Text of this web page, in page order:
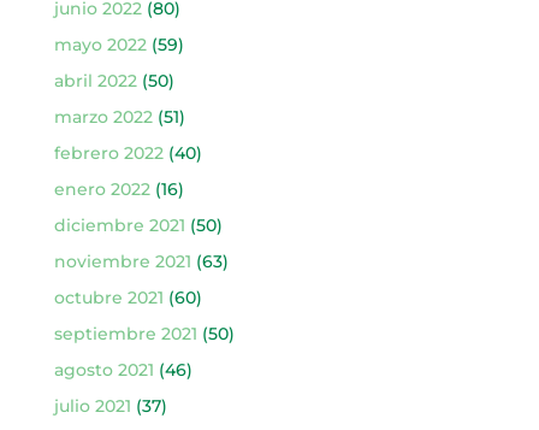
junio 2022(80)
mayo 2022(59)
abril 2022(50)
marzo 2022(51)
febrero 2022(40)
enero 2022(16)
diciembre 2021 (50)
noviembre 2021 (63)
octubre 2021 (60)
septiembre 2021 (50)
agosto 2021 (46)
julio 2021 (37)